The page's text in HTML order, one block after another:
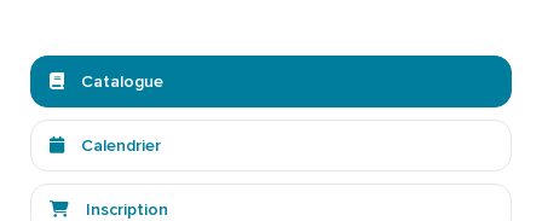
Catalogue
Calendrier
Inscription